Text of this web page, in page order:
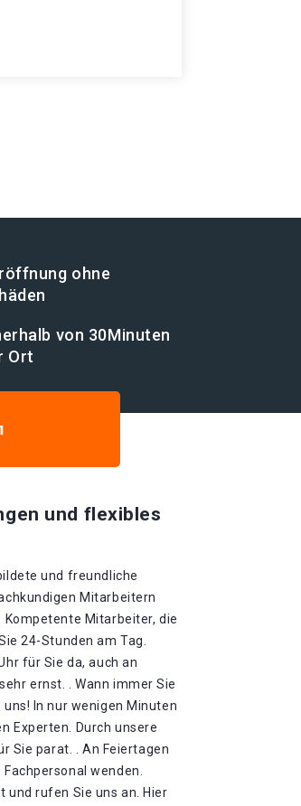
ohne
von 30Minuten
Ort
und flexibles
und freundliche
Mitarbeitern
Kompetente Mitarbeiter, die
24-Stunden am Tag.
für Sie da, auch an
ernst. . Wann immer Sie
In nur wenigen Minuten
Experten. Durch unsere
Sie parat. . An Feiertagen
wenden.
und rufen Sie uns an. Hier